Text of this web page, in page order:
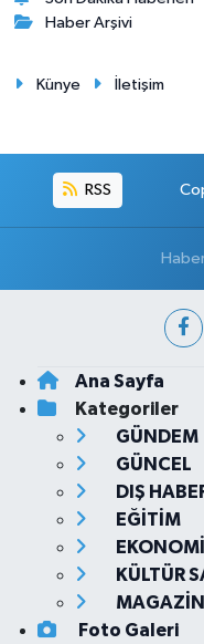
Haber Arşivi
Künye İletişim
RSS
Haber
Ana Sayfa
Kategoriler
GÜNDEM
GÜNCEL
DIŞ
EĞİTİM
EKONOMİ
KÜLTÜR
MAGAZİN
Foto Galeri